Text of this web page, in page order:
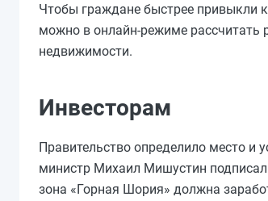
Чтобы граждане быстрее привыкли
можно в онлайн-режиме рассчитать
недвижимости.
Инвесторам
Правительство определило место
министр Михаил Мишустин подписал
зона «Горная Шория» должна